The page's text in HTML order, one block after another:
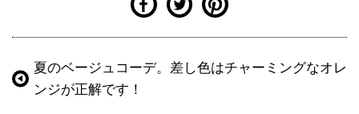
夏のベージュコーデ。差し色はチャーミングなオレ
ンジが正解です！